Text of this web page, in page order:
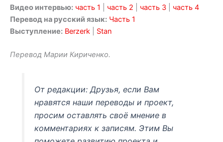
Видео интервью: часть 1 часть 2 часть 3
часть 4
Перевод на русский язык: Часть 1
Выступление: Berzerk Stan
Перевод Марии Кириченко.
От редакции: Друзья, если Вам
нравятся наши переводы и проект,
просим оставлять своё мнение в
комментариях к записям. Этим Вы